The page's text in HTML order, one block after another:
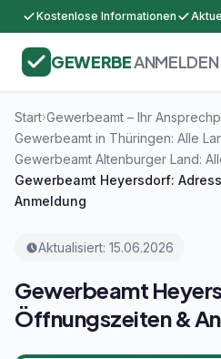
Kostenlose Informationen
GEWERBEANMELDEN
Start›Gewerbeamt – Ihr
Gewerbeamt in Thüringen: Alle
Gewerbeamt Altenburger Land:
Gewerbeamt Heyersdorf:
Anmeldung
Aktualisiert: 15.06.2026
Gewerbeamt
Öffnungszeiten &